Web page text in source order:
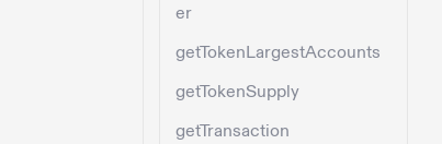
er
getTokenLargestAccounts
getTokenSupply
getTransaction